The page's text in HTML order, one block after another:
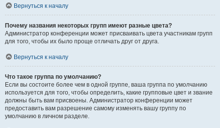
Вернуться к началу
Почему названия некоторых групп имеют разные цвета?
Администратор конференции может присваивать цвета участникам групп
для того, чтобы их было проще отличать друг от друга.
Вернуться к началу
Что такое группа по умолчанию?
Если вы состоите более чем в одной группе, ваша группа по умолчанию
используется для того, чтобы определить, какие групповые цвет и звание
должны быть вам присвоены. Администратор конференции может
предоставить вам разрешение самому изменять вашу группу по
умолчанию в личном разделе.